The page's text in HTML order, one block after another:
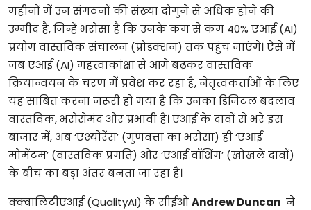
महीनों में उन संगठनों की संख्या दोगुने से अधिक होने की
उम्मीद है, जिन्हें भरोसा है कि उनके कम से कम 40% एआई (AI)
प्रयोग वास्तविक संचालन (प्रोडक्शन) तक पहुंच जाएंगे। ऐसे में
जब एआई (AI) महत्वाकांक्षा से आगे बढ़कर वास्तविक
क्रियान्वयन के चरण में प्रवेश कर रहा है, नेतृत्वकर्ताओं के लिए
यह साबित करना जरूरी हो गया है कि उनका डिजिटल बदलाव
वास्तविक, भरोसेमंद और प्रभावी है। एआई के दावों से भरे इस
बाजार में, अब ‘एश्योरेंस’ (गुणवत्ता का भरोसा) ही ‘एआई
मोमेंटम’ (वास्तविक प्रगति) और ‘एआई वॉशिंग’ (खोखले दावों)
के बीच का बड़ा अंतर बनता जा रहा है।
क्क्वालिटीएआई (QualityAI) के सीईओAndrew Duncan ने